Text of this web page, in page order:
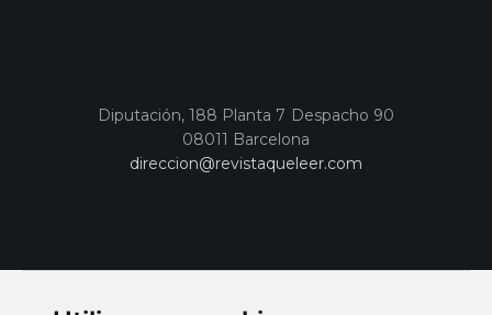
Diputación, 188 Planta 7 Despacho 90
08011 Barcelona
direccion@revistaqueleer.com